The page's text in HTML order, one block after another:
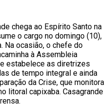
chega ao Espírito Santo na
o cargo no domingo (10),
Na ocasião, o chefe do
à Assembleia
estabelece as diretrizes
de tempo integral e ainda
da Crise, que monitora
litoral capixaba. Casagrande